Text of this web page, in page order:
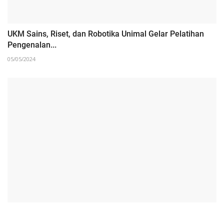
UKM Sains, Riset, dan Robotika Unimal Gelar Pelatihan
Pengenalan...
05/05/2024